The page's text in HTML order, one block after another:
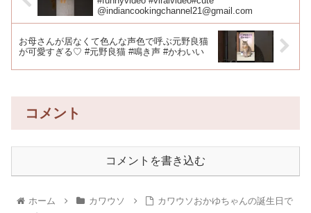
@indiancookingchannel21@gmail.com
お母さんが居なくて色んな声色で呼ぶ元野良猫
が可愛すぎる♡ #元野良猫 #鳴き声 #かわいい
コメント
コメントを書き込む
ホーム カワウソ
カワウソおかゆちゃんの誕生日で